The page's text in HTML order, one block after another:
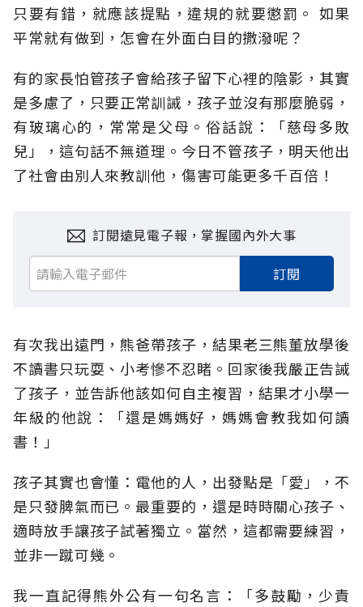
只要有錯，就應該提點，違規的就要懲罰。 如果
平常就有做到，怎會在外面白目的撒潑呢？
有的家長怕管孩子會給孩子留下心裡的陰影，其實
是多慮了，只要正常訓誡，孩子並沒有那麼脆弱，
有玻璃心的，常常是父母。俗話說：「慈母多敗
兒」，這句話不無道理。今日不管孩子，明天他出
了社會由別人來教訓他，傷害可能更多千百倍！
訂閱遠見電子報，掌握國內外大事
訂閱
有次我出遠門，熊爸帶孩子，結果老三熊董放學後
不讀書只玩耍、小考慘不忍睹。回家後我嚴正告誡
了孩子，並告訴他該如何自主複習，結果才小學一
年級的他說：「還是媽媽好，媽媽會教我如何讀
書！」
孩子其實也會懂：電他的人，出發點是「愛」，不
是只發脾氣而已。最重要的，還是時時關心孩子、
適時放手讓孩子試著獨立。當然，這都需要練習，
並非一蹴可幾。
我一直記得熊外公有一句名言：「多鼓勵，少責